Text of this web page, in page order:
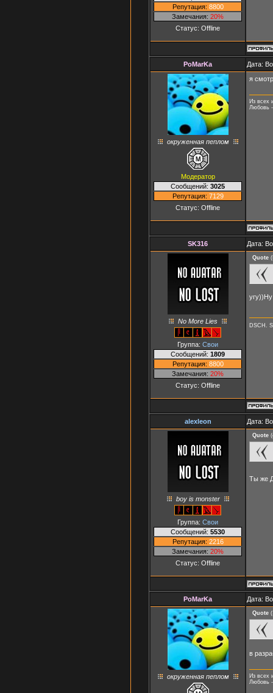
Репутация: 8800
Замечания: 20%
Статус: Offline
PoMarKa Дата:
окруженная пеплом
Модератор
Сообщений: 3025
Репутация: 7129
Статус: Offline
я
Из всех
Любовь
SK316 Дата:
No More Lies
Группа: Свои
Сообщений: 1809
Репутация: 8800
Замечания: 20%
Статус: Offline
Quote (
DSCH.
alexleon Дата:
boy is monster
Группа: Свои
Сообщений: 5530
Репутация: 2216
Замечания: 20%
Статус: Offline
Quote (
Ты же
PoMarKa Дата:
окруженная пеплом
Quote (
в
Из всех
Любовь